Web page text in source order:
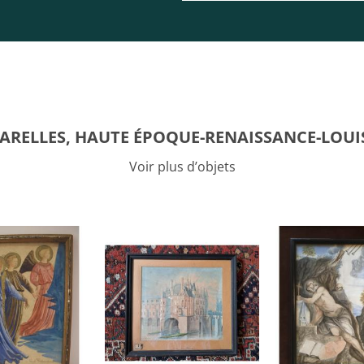
HAUTE ÉPOQUE-RENAISSANCE-
Voir plus d’objets